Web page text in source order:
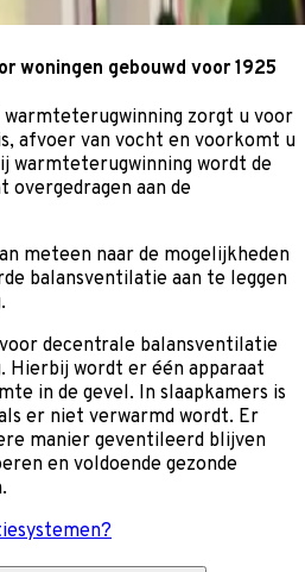
woningen gebouwd voor 1925
zorgt u voor
afvoer van vocht en voorkomt u
warmteterugwinning wordt de
aan de
meteen naar de mogelijkheden
balansventilatie aan te leggen
decentrale balansventilatie
Hierbij wordt er één apparaat
in de gevel. In slaapkamers is
er niet verwarmd wordt. Er
manier geventileerd blijven
en voldoende gezonde